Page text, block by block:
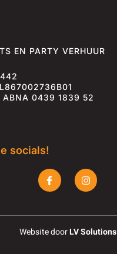
EN PARTY VERHUUR
ABNA 0439 1839 52
socials!
F
a
c
o
o
k
I
n
s
g
r
a
Website doorLV Solutions